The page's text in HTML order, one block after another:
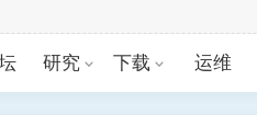
研究 下载 运维